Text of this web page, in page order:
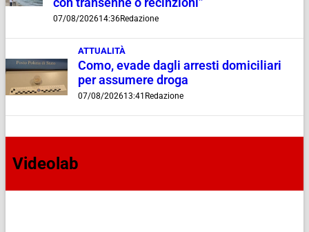
07/08/202614:36Redazione
ATTUALITÀ
Como, evade dagli arresti domiciliari
per assumere droga
07/08/202613:41 Redazione
Videolab